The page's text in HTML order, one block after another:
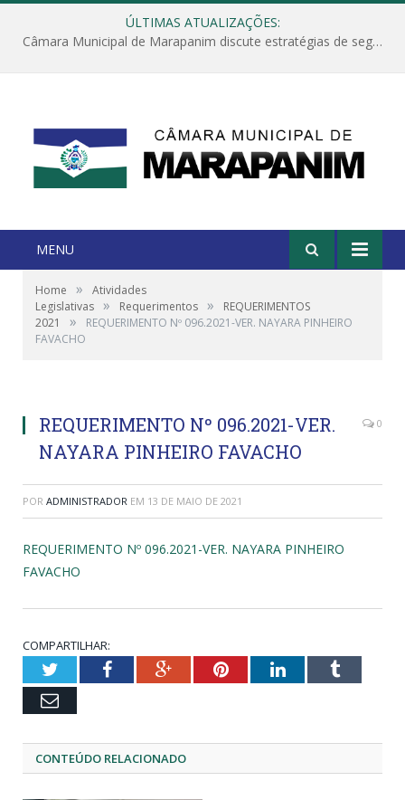
ÚLTIMAS ATUALIZAÇÕES:
Câmara Municipal de Marapanim discute estratégias de segurança com autoridades e poder executivo
MENU
Home »
Atividades
Legislativas » Requerimentos »
REQUERIMENTOS
2021
»
REQUERIMENTO Nº 096.2021-VER. NAYARA PINHEIRO
FAVACHO
REQUERIMENTO Nº 096.2021-VER.
NAYARA PINHEIRO FAVACHO
0
POR ADMINISTRADOR EM 13 DE MAIO DE 2021
REQUERIMENTO Nº 096.2021-VER. NAYARA PINHEIRO
FAVACHO
COMPARTILHAR:
TwitterFacebookGoogle+PinterestLinkedInTumblr
Email
CONTEÚDO RELACIONADO